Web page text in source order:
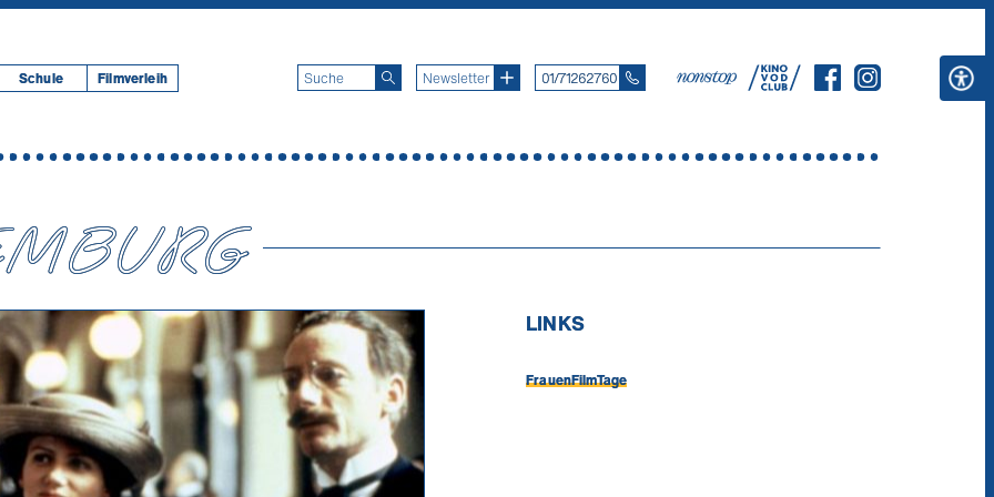
Schule Filmverleih 01/71262760
LINKS
FrauenFilmTage